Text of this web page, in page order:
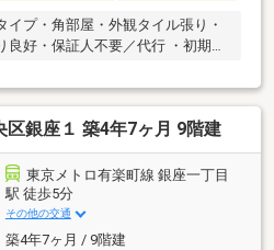
イプ・角部屋・外観タイル張り・
良好・保証人不要／代行 ・初期費
区銀座１ 築4年7ヶ月 9階建
東京メトロ有楽町線 銀座一丁目
駅 徒歩5分
その他の交通
築4年7ヶ月 / 9階建